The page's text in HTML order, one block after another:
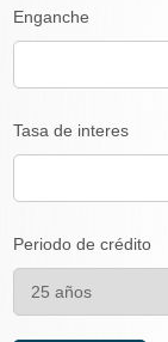
Enganche
Tasa de interes
Periodo de crédito